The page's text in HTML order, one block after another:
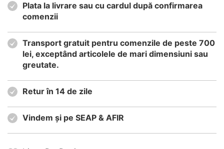
Plata la livrare sau cu cardul după confirmarea
comenzii
Transport gratuit pentru comenzile de peste 700
lei, exceptând articolele de mari dimensiuni sau
greutate.
Retur în 14 de zile
Vindem și pe SEAP & AFIR